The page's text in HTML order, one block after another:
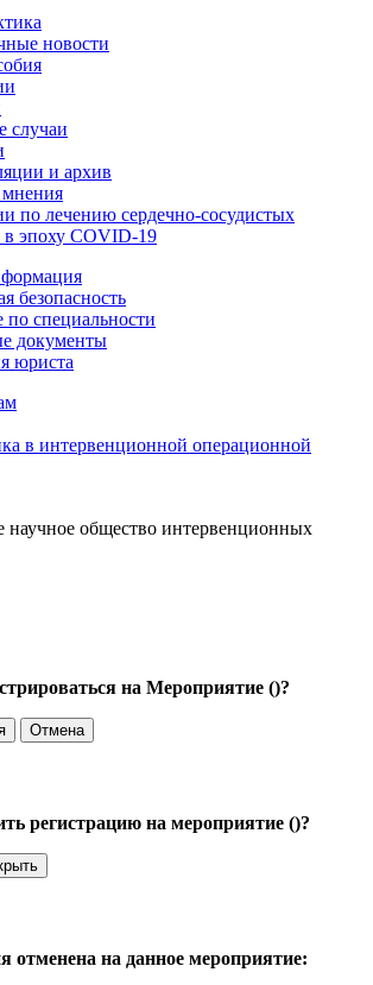
новости
случаи
и архив
по лечению сердечно-сосудистых
в эпоху COVID-19
безопасность
по специальности
документы
юриста
в интервенционной операционной
научное общество интервенционных
на Мероприятие ()?
Отмена
регистрацию на мероприятие ()?
отменена на данное мероприятие: